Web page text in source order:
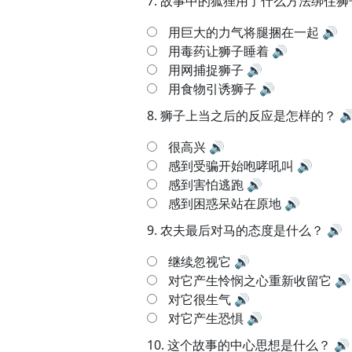
用巨大的力气将腿捆在一起 🔊
用毒药让狮子睡着 🔊
用网捕捉狮子 🔊
用食物引诱狮子 🔊
8. 狮子上当之后的反应是怎样的？
很高兴 🔊
感到受骗开始咆哮吼叫 🔊
感到害怕逃跑 🔊
感到困惑呆站在原地 🔊
9. 农夫最后对马的态度是什么？ 🔊
继续忽视它 🔊
对它产生怜悯之心重新收留它 🔊
对它很生气 🔊
对它产生恐惧 🔊
10. 这个故事的中心思想是什么？ 🔊